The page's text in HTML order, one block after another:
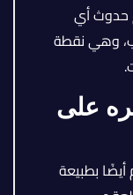
حدوث أي
وهي نقطة
على
أيضًا بطبيعة